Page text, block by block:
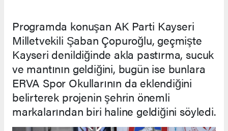
Programda konuşan AK Parti Kayseri
Milletvekili Şaban Çopuroğlu, geçmişte
Kayseri denildiğinde akla pastırma, sucuk
ve mantının geldiğini, bugün ise bunlara
ERVA Spor Okullarının da eklendiğini
belirterek projenin şehrin önemli
markalarından biri haline geldiğini söyledi.